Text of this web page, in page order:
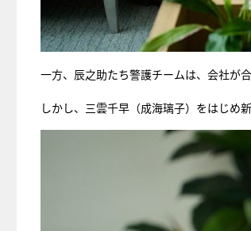
一方、辰之助たち警護チームは、会社が
しかし、三雲千早（成海璃子）をはじめ